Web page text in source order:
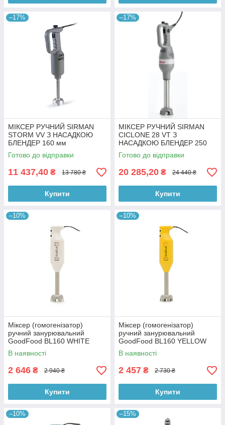
–17%
МІКСЕР РУЧНИЙ SIRMAN
STORM VV З НАСАДКОЮ
БЛЕНДЕР 160 мм
Готово до відправки
11 437,40 ₴ 13 780 ₴
Купити
–17%
МІКСЕР РУЧНИЙ SIRMAN
CICLONE 28 VT З
НАСАДКОЮ БЛЕНДЕР 250
мм
Готово до відправки
20 285,20 ₴ 24 440 ₴
Купити
–10%
Міксер (гомогенізатор)
ручний занурювальний
GoodFood BL160 WHITE
В наявності
2 646 ₴ 2 940 ₴
Купити
–10%
Міксер (гомогенізатор)
ручний занурювальний
GoodFood BL160 YELLOW
В наявності
2 457 ₴ 2 730 ₴
Купити
–10% –15%